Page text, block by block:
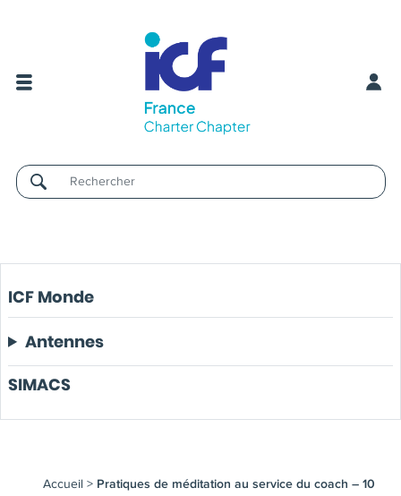
Username
ICF Monde
Antennes
SIMACS
Accueil > Pratiques de méditation au service du coach – 10